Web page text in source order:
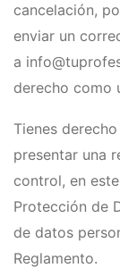
cancelación,
enviar un
a
derecho como
Tienes
presentar una
control, en
Protección de
de datos
Reglamento.